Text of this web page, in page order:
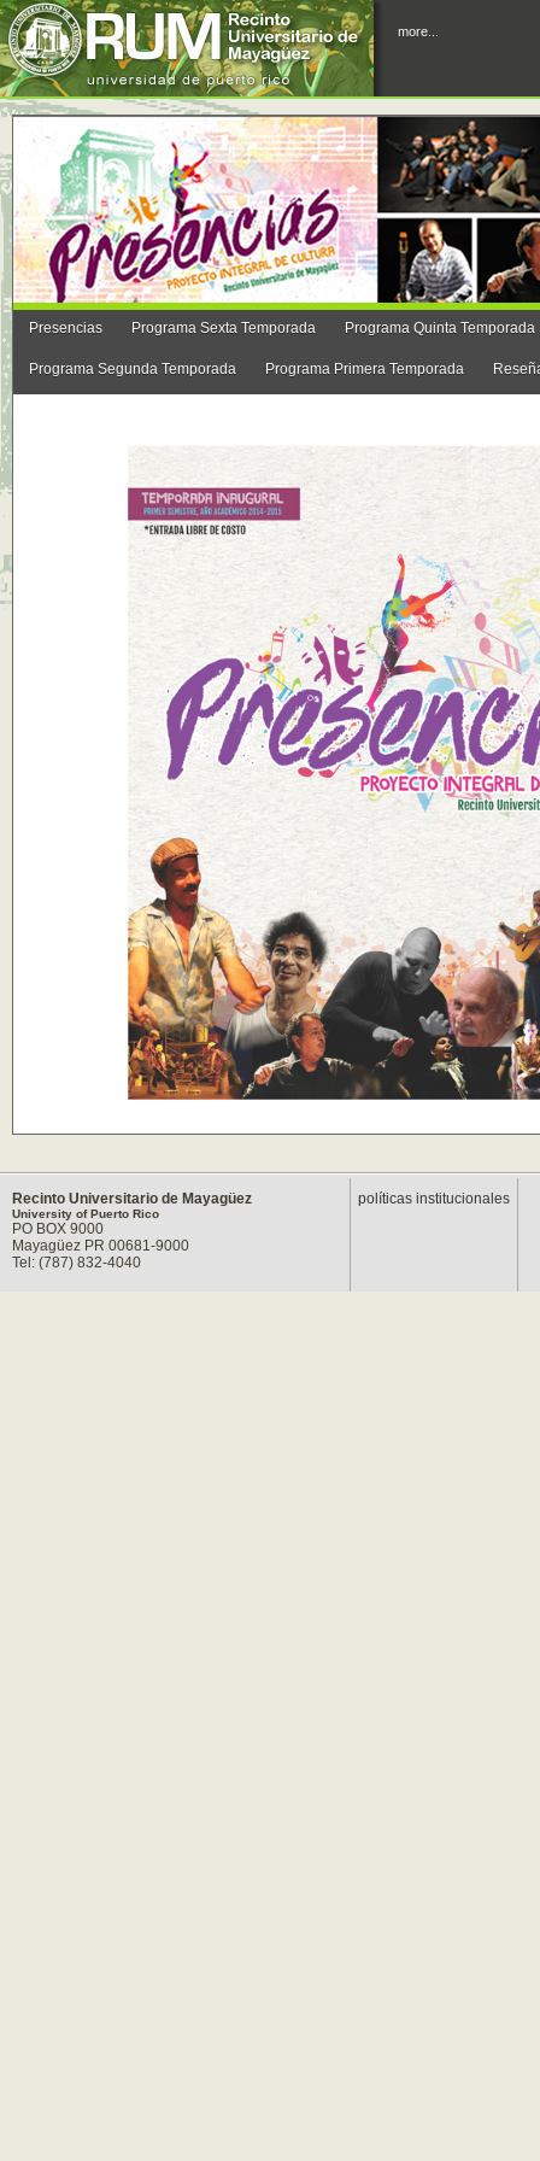
more...
Presencias Programa Sexta Temporada Programa Quinta Temporada
Programa Segunda Temporada Programa Primera Temporada
Recinto Universitario de Mayagüez
University of Puerto Rico
PO BOX 9000
Mayagüez PR 00681-9000
Tel: (787) 832-4040
políticas institucionales